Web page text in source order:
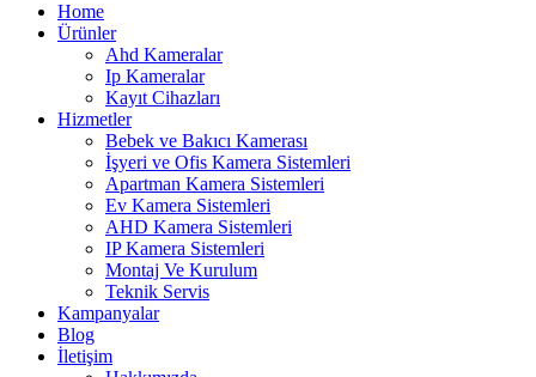
Home
Ürünler
Ahd Kameralar
Ip Kameralar
Kayıt Cihazları
Hizmetler
Bebek ve Bakıcı Kamerası
İşyeri ve Ofis Kamera Sistemleri
Apartman Kamera Sistemleri
Ev Kamera Sistemleri
AHD Kamera Sistemleri
IP Kamera Sistemleri
Montaj Ve Kurulum
Teknik Servis
Kampanyalar
Blog
İletişim